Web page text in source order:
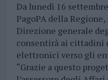
Da lunedì 16
PagoPA della
Direzione generale
consentirà ai cittadini
elettronici verso gli
“Grazie a questo